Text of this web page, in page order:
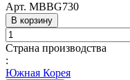
Арт. MBBG730
В корзину
Страна производства
:
Южная Корея